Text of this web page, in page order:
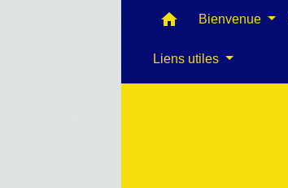
home Bienvenue
Liens utiles